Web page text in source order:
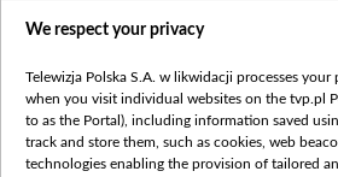
Правілы выкарыстання
Бяспека
Youtube
Белсат news
We respect your privacy
Telewizja Polska S.A. w likwidacji processes your
when you visit individual websites on the tvp.pl
to as the Portal), including information saved
track and store them, such as cookies, web
technologies enabling the provision of tailored